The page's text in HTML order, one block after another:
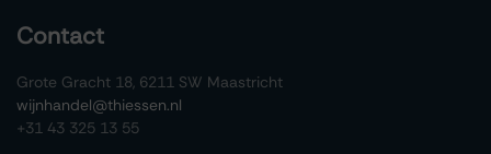
Contact
Grote Gracht 18, 6211 SW Maastricht
wijnhandel@thiessen.nl
+31 43 325 13 55